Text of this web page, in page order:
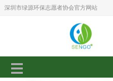
深圳市绿源环保志愿者协会官方网站